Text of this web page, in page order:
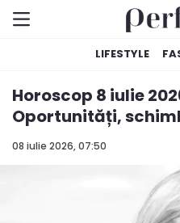
LIFESTYLE
08 iulie 2026, 07:50
Horoscop 8 iulie
Oportunități,